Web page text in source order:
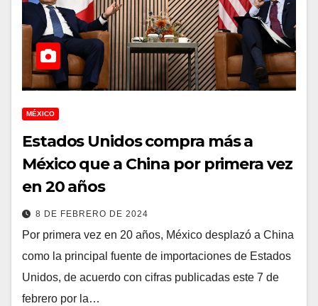
MÉXICO
Estados Unidos compra más a
México que a China por primera vez
en 20 años
8 DE FEBRERO DE 2024
Por primera vez en 20 años, México desplazó a China
como la principal fuente de importaciones de Estados
Unidos, de acuerdo con cifras publicadas este 7 de
febrero por la…